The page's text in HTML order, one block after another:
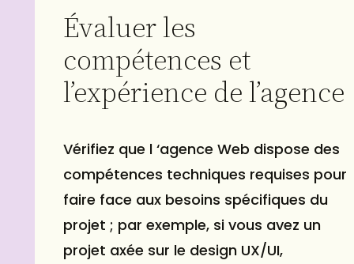
Évaluer les
compétences et
l’expérience de l’agence
Vérifiez que l ‘agence Web dispose des
compétences techniques requises pour
faire face aux besoins spécifiques du
projet ; par exemple, si vous avez un
projet axée sur le design UX/UI,